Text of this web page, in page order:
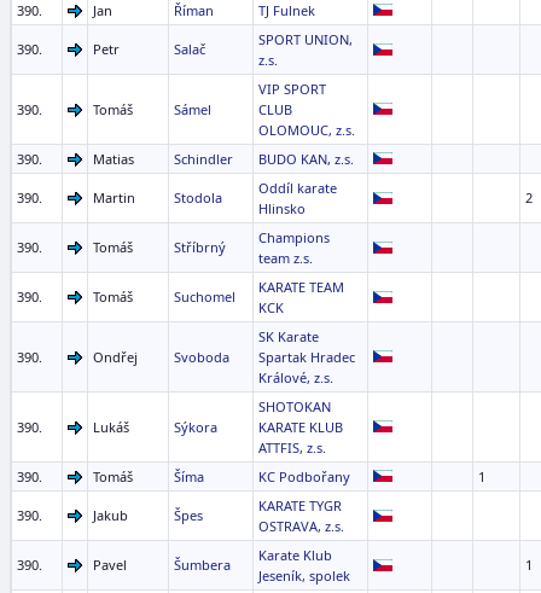
390.
Jan Říman TJ Fulnek
390. Petr Salač
SPORT UNION,
z.s.
390. Tomáš Sámel
VIP SPORT
CLUB
OLOMOUC, z.s.
390.
Matias Schindler BUDO KAN, z.s.
390. Martin Stodola
Oddíl karate
Hlinsko
2
390. Tomáš Stříbrný
Champions
team z.s.
390. Tomáš Suchomel
KARATE TEAM
KCK
390. Ondřej Svoboda
SK Karate
Spartak Hradec
Králové, z.s.
390. Lukáš Sýkora
SHOTOKAN
KARATE KLUB
ATTFIS, z.s.
390.
Tomáš Šíma KC Podbořany 1
390. Jakub Špes
KARATE TYGR
OSTRAVA, z.s.
390. Pavel Šumbera
Karate Klub
Jeseník, spolek
1